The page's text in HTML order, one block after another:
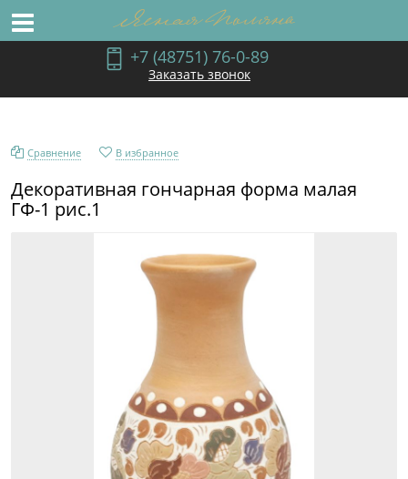
+7 (48751) 76-0-89
Заказать звонок
Сравнение В избранное
Декоративная гончарная форма малая
ГФ-1 рис.1